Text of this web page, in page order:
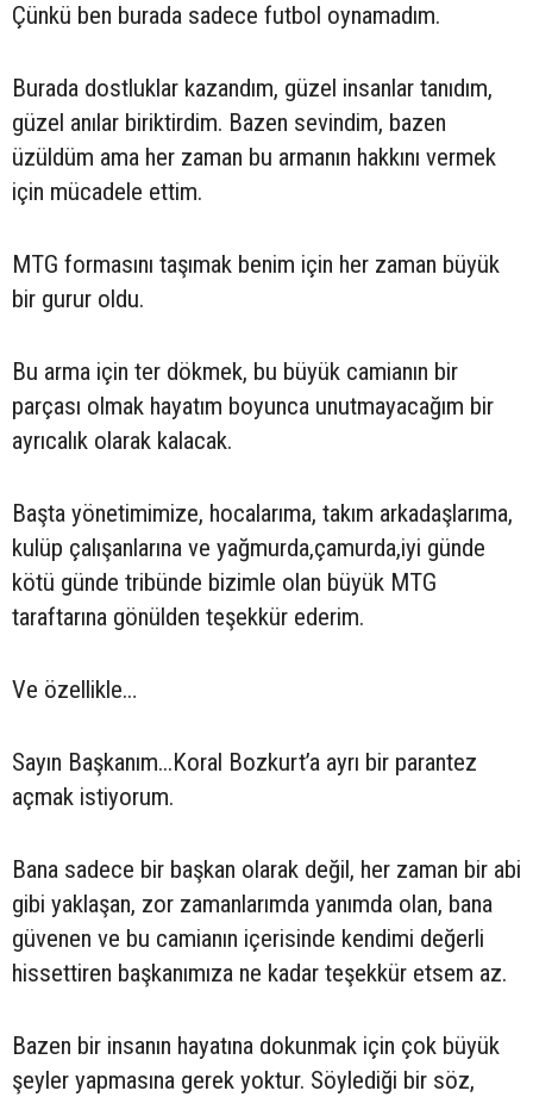
Çünkü ben burada sadece futbol oynamadım.
Burada dostluklar kazandım, güzel insanlar tanıdım,
güzel anılar biriktirdim. Bazen sevindim, bazen
üzüldüm ama her zaman bu armanın hakkını vermek
için mücadele ettim.
MTG formasını taşımak benim için her zaman büyük
bir gurur oldu.
Bu arma için ter dökmek, bu büyük camianın bir
parçası olmak hayatım boyunca unutmayacağım bir
ayrıcalık olarak kalacak.
Başta yönetimimize, hocalarıma, takım arkadaşlarıma,
kulüp çalışanlarına ve yağmurda,çamurda,iyi günde
kötü günde tribünde bizimle olan büyük MTG
taraftarına gönülden teşekkür ederim.
Ve özellikle…
Sayın Başkanım...Koral Bozkurt’a ayrı bir parantez
açmak istiyorum.
Bana sadece bir başkan olarak değil, her zaman bir abi
gibi yaklaşan, zor zamanlarımda yanımda olan, bana
güvenen ve bu camianın içerisinde kendimi değerli
hissettiren başkanımıza ne kadar teşekkür etsem az.
Bazen bir insanın hayatına dokunmak için çok büyük
şeyler yapmasına gerek yoktur. Söylediği bir söz,